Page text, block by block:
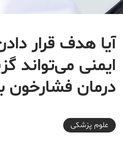
آیا هدف قرار
ایمنی می‌تواند
درمان فشارخون
2018-03-09T15:27:36+03:30
علوم پزشكی